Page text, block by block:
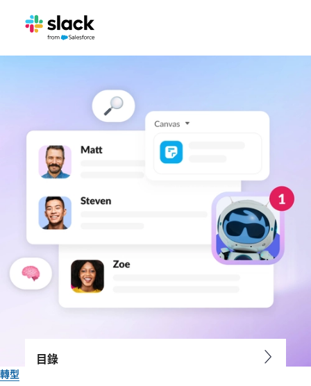
轉型
目錄